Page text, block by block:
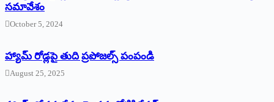
సమావేశం
October 5, 2024
హ్యామ్‌ రోడ్లపై తుది ప్రపోజల్స్‌ పంపండి
August 25, 2025